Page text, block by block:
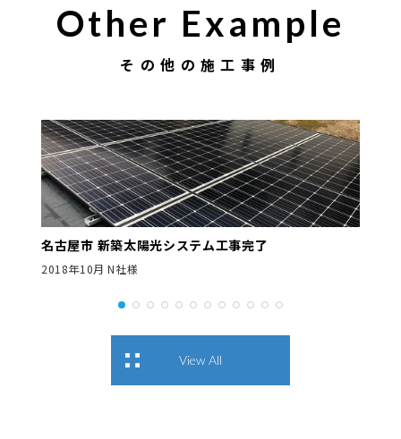
Other Example
その他の施工事例
名古屋市 新築太陽光システム工事完了
2018年10月 N社様
View All